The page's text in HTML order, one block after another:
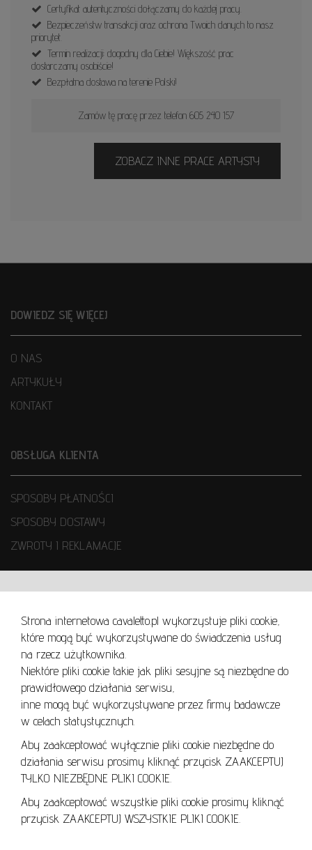
Strona internetowa cavaletto.pl wykorzystuje pliki cookie,
które mogą być wykorzystywane do świadczenia usług
na rzecz użytkownika.
Niektóre pliki cookie takie jak pliki sesyjne są niezbędne do
prawidłowego działania serwisu,
inne mogą być wykorzystywane przez firmy badawcze
w celach statystycznych.
Aby zaakceptować wyłącznie pliki cookie niezbędne do
działania serwisu prosimy kliknąć przycisk ZAAKCEPTUJ
TYLKO NIEZBĘDNE PLIKI COOKIE.
Aby zaakceptować wszystkie pliki cookie prosimy kliknąć
przycisk ZAAKCEPTUJ WSZYSTKIE PLIKI COOKIE.
Certyfikat autentyczności dołączamy do każdej pracy.
Bezpieczeństw transakcji oraz ochrona Twoich danych to nasz
priorytet.
Termin realizacji: dogodny dla Ciebie! Większość prac
dostarczamy osobiście!
Bezpłatna dostawa na terenie Polski!
Zamów tę pracę przez telefon 605 240 157
ZOBACZ INNE PRACE ARTYSTY
DOWIEDZ SIĘ WIĘCEJ
O NAS
ARTYKUŁY
KONTAKT
OBSŁUGA KLIENTA
SPOSOBY PŁATNOŚCI
SPOSOBY DOSTAWY
ZWROTY I REKLAMACJE
REGULAMIN
REGULAMIN AUKCJI
POLITYKA PRYWATNOŚCI
POLITYKA COOKIES